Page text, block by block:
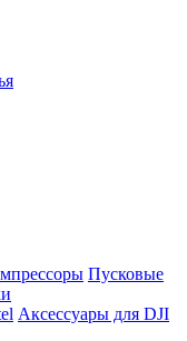
Пусковые
Аксессуары для DJI